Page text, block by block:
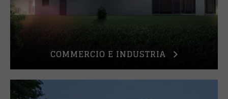
COMMERCIO E INDUSTRIA